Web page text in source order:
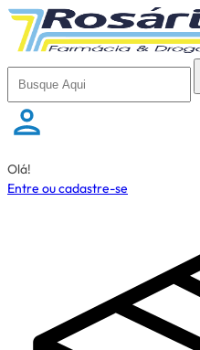
Olá!
Entre ou cadastre-se